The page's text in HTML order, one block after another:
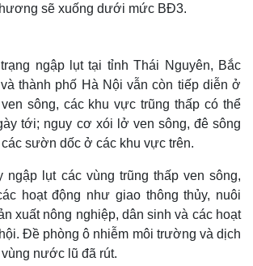
sẽ xuống dưới mức BĐ3.
ngập lụt tại tỉnh Thái Nguyên, Bắc
thành phố Hà Nội vẫn còn tiếp diễn ở
sông, các khu vực trũng thấp có thể
tới; nguy cơ xói lở ven sông, đê sông
sườn dốc ở các khu vực trên.
ngập lụt các vùng trũng thấp ven sông,
hoạt động như giao thông thủy, nuôi
xuất nông nghiệp, dân sinh và các hoạt
Đề phòng ô nhiễm môi trường và dịch
nước lũ đã rút.